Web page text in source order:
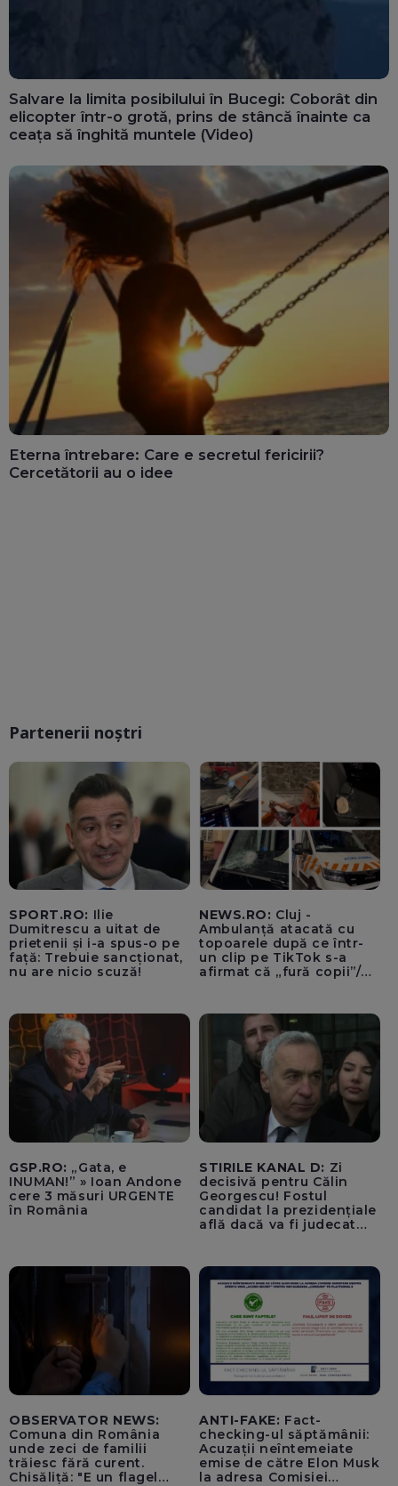
Salvare la limita posibilului în Bucegi: Coborât din
elicopter într-o grotă, prins de stâncă înainte ca
ceața să înghită muntele (Video)
Eterna întrebare: Care e secretul fericirii?
Cercetătorii au o idee
Partenerii noștri
SPORT.RO: Ilie
Dumitrescu a uitat de
prietenii și i-a spus-o pe
față: Trebuie sancționat,
nu are nicio scuză!
NEWS.RO: Cluj -
Ambulanță atacată cu
topoarele după ce într-
un clip pe TikTok s-a
afirmat că „fură copii”/
cioburile parbrizului
spart - FOTO, VIDEO
GSP.RO: „Gata, e
INUMAN!” » Ioan Andone
cere 3 măsuri URGENTE
în România
STIRILE KANAL D: Zi
decisivă pentru Călin
Georgescu! Fostul
candidat la prezidențiale
află dacă va fi judecat
OBSERVATOR NEWS:
Comuna din România
unde zeci de familii
trăiesc fără curent.
Chisăliță: "E un flagel
ANTI-FAKE: Fact-
checking-ul săptămânii:
Acuzații neîntemeiate
emise de către Elon Musk
la adresa Comisiei